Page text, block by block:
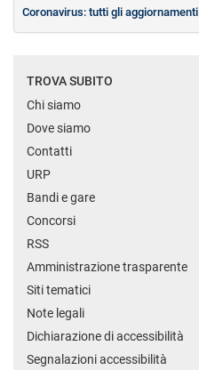
Coronavirus: tutti gli aggiornamenti
TROVA SUBITO
Chi siamo
Dove siamo
Contatti
URP
Bandi e gare
Concorsi
RSS
Amministrazione trasparente
Siti tematici
Note legali
Dichiarazione di accessibilità
Segnalazioni accessibilità